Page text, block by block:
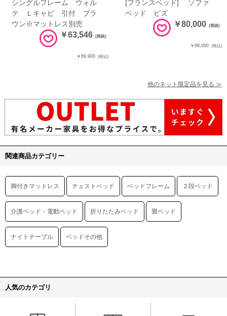
シングルフレーム ウォル
テ Ｌキャビ 引付 ブラ
ウン※マットレス別売
￥63,546 (税抜)
￥69,900 (税込)
[フランスベッド] ソファ
ベッド ピズ
￥80,000 (税抜)
￥88,000 (税込)
他のネット限定品を見る ≫
関連商品カテゴリー
脚付きマットレス チェストベッド ベッドフレーム ２段ベッド
介護ベッド・電動ベッド 折りたたみベッド 畳ベッド
ナイトテーブル ベッドその他
人気のカテゴリ